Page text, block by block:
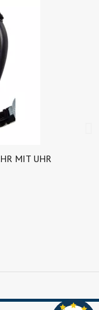
MIT UHR